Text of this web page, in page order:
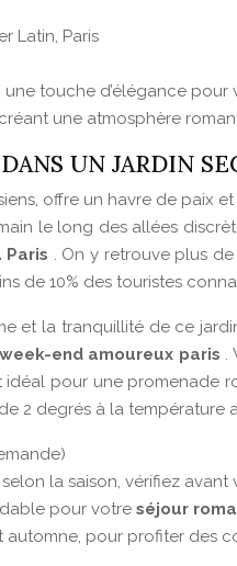
Latin, Paris
touche d’élégance pour
une atmosphère
UN JARDIN
offre un havre de paix
le long des allées
. On y retrouve plus
de 10% des touristes
et la tranquillité de ce
week-end amoureux paris .
idéal pour une
2 degrés à la température
selon la saison, vérifiez
pour votre séjour
automne, pour profiter des